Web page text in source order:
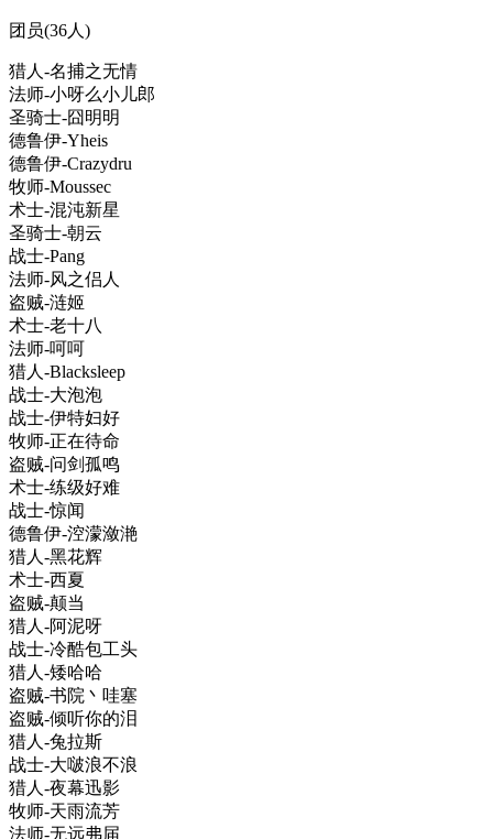
团员(36人)
猎人-名捕之无情
法师-小呀么小儿郎
圣骑士-囧明明
德鲁伊-Yheis
德鲁伊-Crazydru
牧师-Moussec
术士-混沌新星
圣骑士-朝云
战士-Pang
法师-风之侣人
盗贼-涟姬
术士-老十八
法师-呵呵
猎人-Blacksleep
战士-大泡泡
战士-伊特妇好
牧师-正在待命
盗贼-问剑孤鸣
术士-练级好难
战士-惊闻
德鲁伊-涳濛潋滟
猎人-黑花辉
术士-西夏
盗贼-颠当
猎人-阿泥呀
战士-冷酷包工头
猎人-矮哈哈
盗贼-书院丶哇塞
盗贼-倾听你的泪
猎人-兔拉斯
战士-大啵浪不浪
猎人-夜幕迅影
牧师-天雨流芳
法师-无远弗届